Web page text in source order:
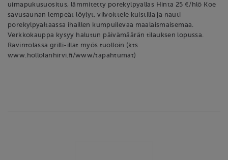
uimapukusuositus, lämmitetty porekylpyallas Hinta 25 €/hlö Koe
savusaunan lempeät löylyt, vilvoittele kuistilla ja nauti
porekylpyaltaassa ihaillen kumpuilevaa maalaismaisemaa.
Verkkokauppa kysyy halutun päivämäärän tilauksen lopussa.
Ravintolassa grilli-illat myös tuolloin (kts
www.hollolanhirvi.fi/www/tapahtumat)